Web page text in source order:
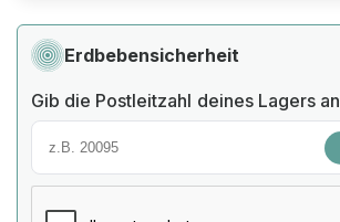
Erdbebensicherheit
Gib die Postleitzahl deines Lagers an